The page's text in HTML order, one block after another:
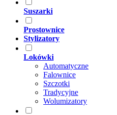
Suszarki
Prostownice
Stylizatory
Lokówki
Automatyczne
Falownice
Szczotki
Tradycyjne
Wolumizatory